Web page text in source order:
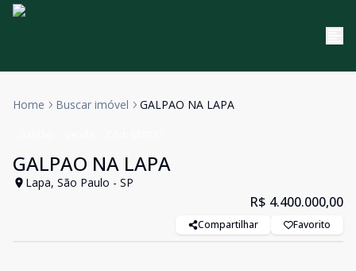
Home Buscar imóvel GALPAO NA LAPA
GALPAO NA LAPA
Lapa, São Paulo - SP
R$ 4.400.000,00
Compartilhar Favorito